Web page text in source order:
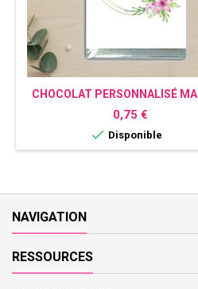
CHOCOLAT PERSONNALISÉ
COURONNE
Prix
0,75 €
 Disponible
NAVIGATION
RESSOURCES